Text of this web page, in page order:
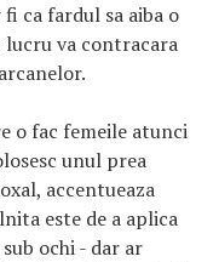
ca fardul sa aiba o
lucru va contracara
o fac femeile atunci
unul prea
accentueaza
este de a aplica
ochi - dar ar